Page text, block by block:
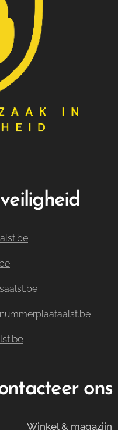
ons
Winkel & magazijn